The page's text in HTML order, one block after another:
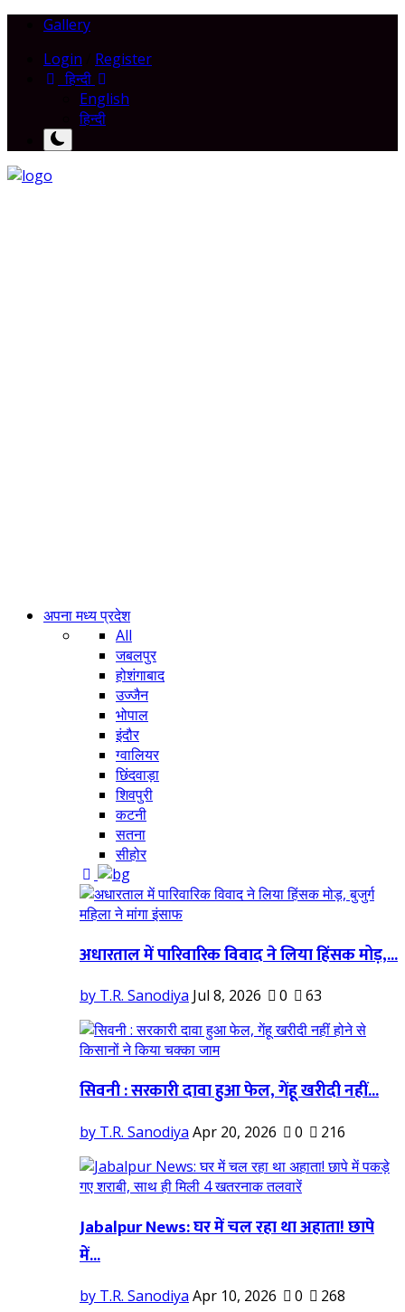
Gallery
Login
Register
हिन्दी
English
हिन्दी
अपना मध्य प्रदेश
All
जबलपुर
होशंगाबाद
उज्जैन
भोपाल
इंदौर
ग्वालियर
छिंदवाड़ा
शिवपुरी
कटनी
सतना
सीहोर
अधारताल में पारिवारिक विवाद ने लिया हिंसक मोड़,...
by T.R. Sanodiya Jul 8, 2026 0 63
सिवनी : सरकारी दावा हुआ फेल, गेंहू खरीदी नहीं...
by T.R. Sanodiya Apr 20, 2026 0 216
Jabalpur News: घर में चल रहा था अहाता! छापे
में...
by T.R. Sanodiya Apr 10, 2026 0 268